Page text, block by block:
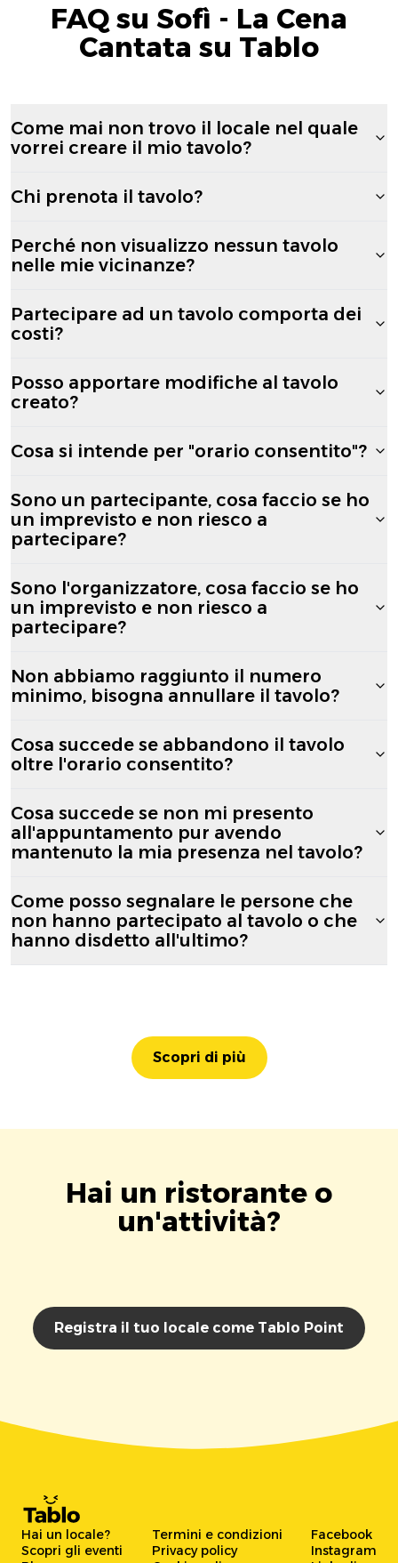
FAQ su Sofì - La Cena
Cantata su Tablo
Come mai non trovo il locale nel quale
vorrei creare il mio tavolo?
Chi prenota il tavolo?
Perché non visualizzo nessun tavolo
nelle mie vicinanze?
Partecipare ad un tavolo comporta dei
costi?
Posso apportare modifiche al tavolo
creato?
Cosa si intende per "orario consentito"?
Sono un partecipante, cosa faccio se ho
un imprevisto e non riesco a
partecipare?
Sono l'organizzatore, cosa faccio se ho
un imprevisto e non riesco a
partecipare?
Non abbiamo raggiunto il numero
minimo, bisogna annullare il tavolo?
Cosa succede se abbandono il tavolo
oltre l'orario consentito?
Cosa succede se non mi presento
all'appuntamento pur avendo
mantenuto la mia presenza nel tavolo?
Come posso segnalare le persone che
non hanno partecipato al tavolo o che
hanno disdetto all'ultimo?
Scopri di più
Hai un ristorante o
un'attività?
Registra il tuo locale come Tablo Point
Hai un locale?
Scopri gli eventi
Termini e condizioni
Privacy policy
Facebook
Instagram